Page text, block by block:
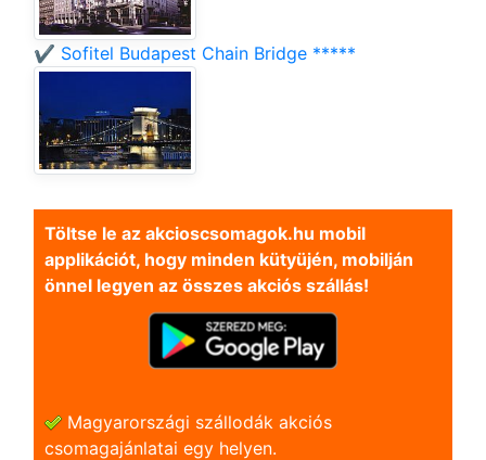
✔️ Sofitel Budapest Chain Bridge *****
Töltse le az akcioscsomagok.hu mobil
applikációt, hogy minden kütyüjén, mobilján
önnel legyen az összes akciós szállás!
Magyarországi szállodák akciós
csomagajánlatai egy helyen.